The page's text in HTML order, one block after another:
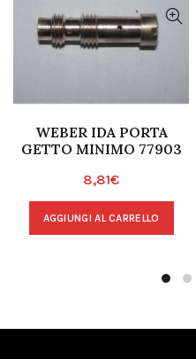
WEBER IDA PORTA
GETTO MINIMO 77903
8,81€
AGGIUNGI AL CARRELLO